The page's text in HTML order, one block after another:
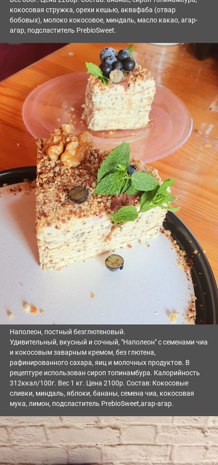
кокосовая стружка, орехи кешью, аквафаба (отвар
бобовых), молоко кокосовое, миндаль, масло какао, агар-
агар, подсластитель PrebioSweet.
Наполеон, постный безглютеновый.
Удивительный, вкусный и сочный, "Наполеон" с семенами чиа
и кокосовым заварным кремом, без глютена,
рафинированного сахара, яиц и молочных продуктов. В
рецептуре использован сироп топинамбура. Калорийность
312ккал/100г. Вес 1 кг. Цена 2100р. Состав: Кокосовые
сливки, миндаль, яблоки, бананы, семена чиа, кокосовая
мука, лимон, подсластитель PrebioSweet,агар-агар.